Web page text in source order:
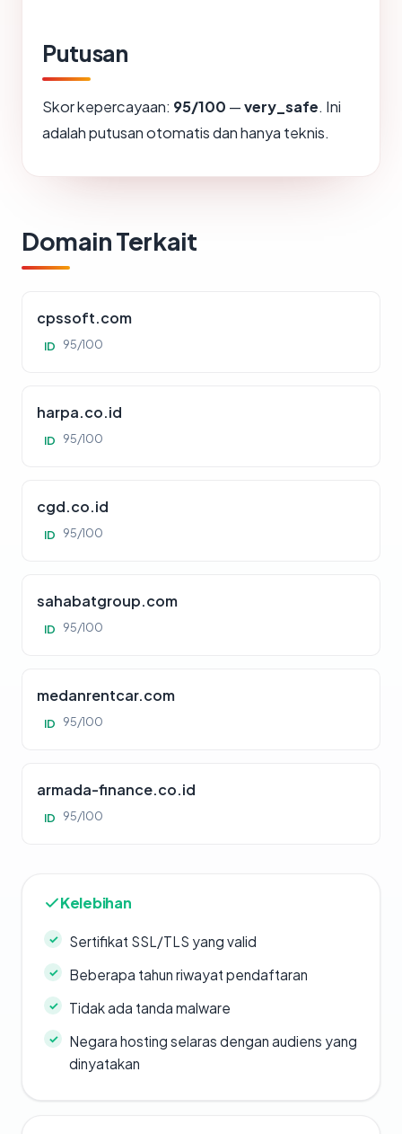
Putusan
Skor kepercayaan: 95/100 —very_safe. Ini
adalah putusan otomatis dan hanya teknis.
Domain Terkait
cpssoft.com
ID 95/100
harpa.co.id
ID 95/100
cgd.co.id
ID 95/100
sahabatgroup.com
ID 95/100
medanrentcar.com
ID 95/100
armada-finance.co.id
ID 95/100
Kelebihan
Sertifikat SSL/TLS yang valid
Beberapa tahun riwayat pendaftaran
Tidak ada tanda malware
Negara hosting selaras dengan audiens yang
dinyatakan